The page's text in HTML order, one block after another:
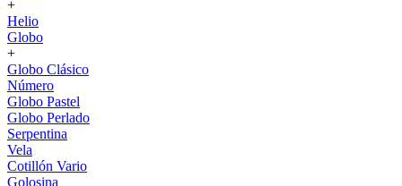
+
Helio
Globo
+
Globo Clásico
Número
Globo Pastel
Globo Perlado
Serpentina
Vela
Cotillón Vario
Golosina